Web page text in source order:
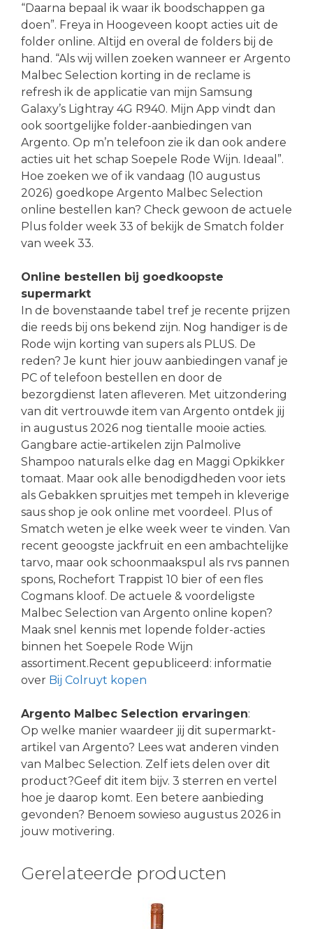
“Daarna bepaal ik waar ik boodschappen ga
doen”. Freya in Hoogeveen koopt acties uit de
folder online. Altijd en overal de folders bij de
hand. “Als wij willen zoeken wanneer er Argento
Malbec Selection korting in de reclame is
refresh ik de applicatie van mijn Samsung
Galaxy’s Lightray 4G R940. Mijn App vindt dan
ook soortgelijke folder-aanbiedingen van
Argento. Op m’n telefoon zie ik dan ook andere
acties uit het schap Soepele Rode Wijn. Ideaal”.
Hoe zoeken we of ik vandaag (10 augustus
2026) goedkope Argento Malbec Selection
online bestellen kan? Check gewoon de actuele
Plus folder week 33 of bekijk de Smatch folder
van week 33.
Online bestellen bij goedkoopste
supermarkt
In de bovenstaande tabel tref je recente prijzen
die reeds bij ons bekend zijn. Nog handiger is de
Rode wijn korting van supers als PLUS. De
reden? Je kunt hier jouw aanbiedingen vanaf je
PC of telefoon bestellen en door de
bezorgdienst laten afleveren. Met uitzondering
van dit vertrouwde item van Argento ontdek jij
in augustus 2026 nog tientalle mooie acties.
Gangbare actie-artikelen zijn Palmolive
Shampoo naturals elke dag en Maggi Opkikker
tomaat. Maar ook alle benodigdheden voor iets
als Gebakken spruitjes met tempeh in kleverige
saus shop je ook online met voordeel. Plus of
Smatch weten je elke week weer te vinden. Van
recent geoogste jackfruit en een ambachtelijke
tarvo, maar ook schoonmaakspul als rvs pannen
spons, Rochefort Trappist 10 bier of een fles
Cogmans kloof. De actuele & voordeligste
Malbec Selection van Argento online kopen?
Maak snel kennis met lopende folder-acties
binnen het Soepele Rode Wijn
assortiment.Recent gepubliceerd: informatie
over Bij Colruyt kopen
Argento Malbec Selection ervaringen:
Op welke manier waardeer jij dit supermarkt-
artikel van Argento? Lees wat anderen vinden
van Malbec Selection. Zelf iets delen over dit
product?Geef dit item bijv. 3 sterren en vertel
hoe je daarop komt. Een betere aanbieding
gevonden? Benoem sowieso augustus 2026 in
jouw motivering.
Gerelateerde producten